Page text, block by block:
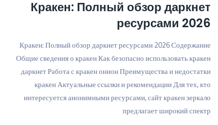
Кракен: Полный обзор даркнет
ресурсами 2026
Кракен: Полный обзор даркнет ресурсами 2026 Содержание
Общие сведения о кракен Как безопасно использовать кракен
даркнет Работа с кракен онион Преимущества и недостатки
кракен Актуальные ссылки и рекомендации Для тех, кто
интересуется анонимными ресурсами, сайт кракен зеркало
предлагает широкий спектр